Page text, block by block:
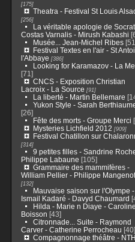
[175]
Theatra - Festival St Louis
[256]
La véritable apologie de
Costas Varnalis - Mirush Kabashi
Musée... Jean-Michel Ribes
Festival Textes en l'air - St
l'Abbaye [386]
Looking for Karamazov - La
[71]
CNCS - Exposition Christian
Lacroix - La Source [91]
La liberté - Martin Bellemare
Yukon Style - Sarah
[26]
Fête des morts - Groupe Merci
Mysteries Lichfield 2012 [909]
Festival Chatillon sur
[314]
9 petites filles - Sandrine
Philippe Labaune [105]
Grammaire des mammifères -
William Pellier - Philippe Mangenot
[132]
Mauvaise saison sur l'Olympe -
Ismail Kadaré - Davyd Chaumard
Hilda - Marie n Diaye - Caroline
Boisson [43]
Citronnade... Suite - Raymond
Carver - Catherine Perrocheau [40]
Compagnonnage théâtre -